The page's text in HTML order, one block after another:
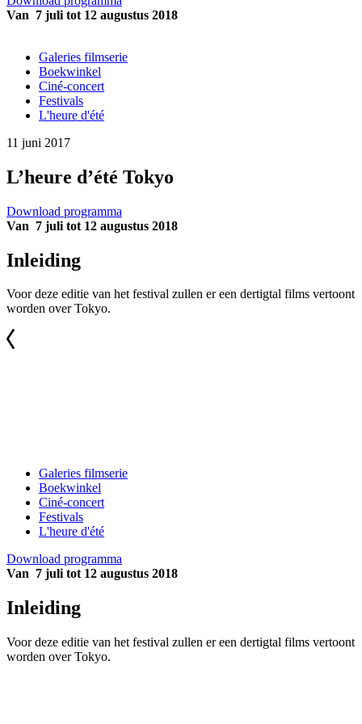
Van 7 juli tot 12 augustus 2018
Galeries filmserie
Boekwinkel
Ciné-concert
Festivals
L'heure d'été
11 juni 2017
L’heure d’été Tokyo
Download programma
Van 7 juli tot 12 augustus 2018
Inleiding
Voor deze editie van het festival zullen er een dertigtal films vertoont
worden over Tokyo.
Galeries filmserie
Boekwinkel
Ciné-concert
Festivals
L'heure d'été
Download programma
Van 7 juli tot 12 augustus 2018
Inleiding
Voor deze editie van het festival zullen er een dertigtal films vertoont
worden over Tokyo.